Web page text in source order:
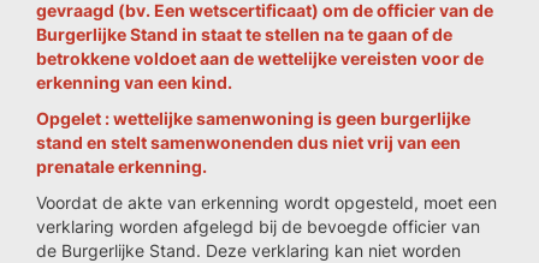
gevraagd (bv. Een wetscertificaat) om de officier van de
Burgerlijke Stand in staat te stellen na te gaan of de
betrokkene voldoet aan de wettelijke vereisten voor de
erkenning van een kind.
Opgelet : wettelijke samenwoning is geen burgerlijke
stand en stelt samenwonenden dus niet vrij van een
prenatale erkenning.
Voordat de akte van erkenning wordt opgesteld, moet een
verklaring worden afgelegd bij de bevoegde officier van
de Burgerlijke Stand. Deze verklaring kan niet worden